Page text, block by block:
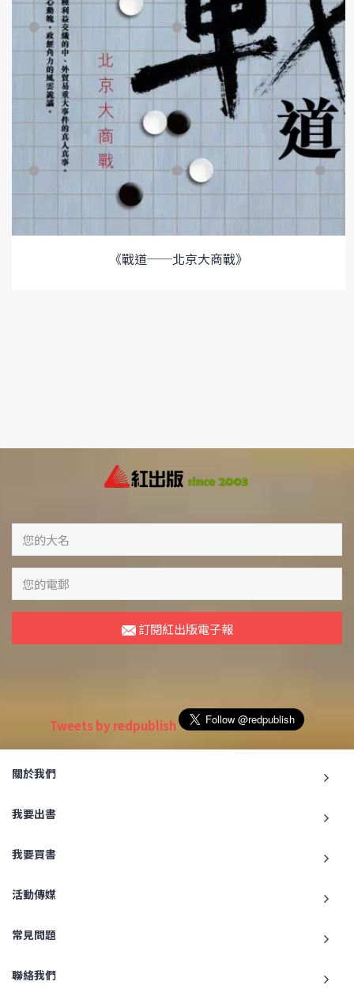
《戰道──北京大商戰》
訂閱紅出版電子報
Tweets by redpublish
關於我們
我要出書
我要買書
活動傳媒
常見問題
聯絡我們